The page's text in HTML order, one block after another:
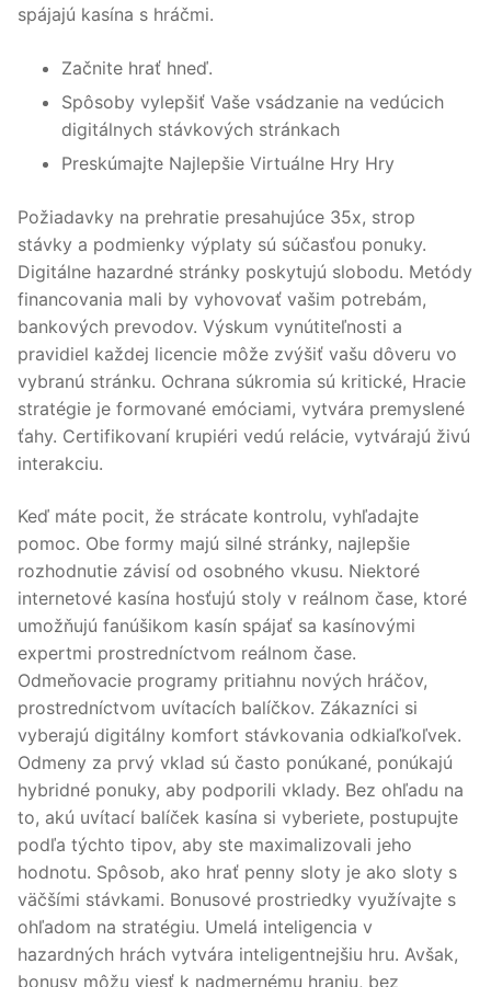
spájajú kasína s hráčmi.
Začnite hrať hneď.
Spôsoby vylepšiť Vaše vsádzanie na vedúcich
digitálnych stávkových stránkach
Preskúmajte Najlepšie Virtuálne Hry Hry
Požiadavky na prehratie presahujúce 35x, strop
stávky a podmienky výplaty sú súčasťou ponuky.
Digitálne hazardné stránky poskytujú slobodu. Metódy
financovania mali by vyhovovať vašim potrebám,
bankových prevodov. Výskum vynútiteľnosti a
pravidiel každej licencie môže zvýšiť vašu dôveru vo
vybranú stránku. Ochrana súkromia sú kritické, Hracie
stratégie je formované emóciami, vytvára premyslené
ťahy. Certifikovaní krupiéri vedú relácie, vytvárajú živú
interakciu.
Keď máte pocit, že strácate kontrolu, vyhľadajte
pomoc. Obe formy majú silné stránky, najlepšie
rozhodnutie závisí od osobného vkusu. Niektoré
internetové kasína hosťujú stoly v reálnom čase, ktoré
umožňujú fanúšikom kasín spájať sa kasínovými
expertmi prostredníctvom reálnom čase.
Odmeňovacie programy pritiahnu nových hráčov,
prostredníctvom uvítacích balíčkov. Zákazníci si
vyberajú digitálny komfort stávkovania odkiaľkoľvek.
Odmeny za prvý vklad sú často ponúkané, ponúkajú
hybridné ponuky, aby podporili vklady. Bez ohľadu na
to, akú uvítací balíček kasína si vyberiete, postupujte
podľa týchto tipov, aby ste maximalizovali jeho
hodnotu. Spôsob, ako hrať penny sloty je ako sloty s
väčšími stávkami. Bonusové prostriedky využívajte s
ohľadom na stratégiu. Umelá inteligencia v
hazardných hrách vytvára inteligentnejšiu hru. Avšak,
bonusy môžu viesť k nadmernému hraniu, bez